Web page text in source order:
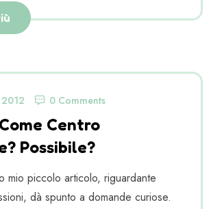
0 Comments
Centro
Possibile?
mio piccolo articolo, riguardante
dà spunto a domande curiose.